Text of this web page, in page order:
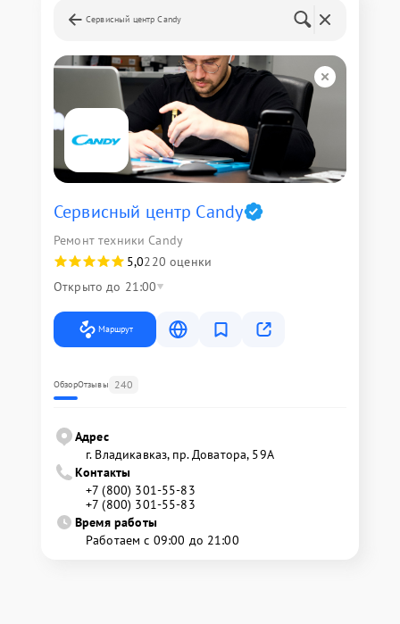
Сервисный центр Candy
Сервисный центр Candy
Ремонт техники Candy
5,0220 оценки
Открыто до 21:00
Маршрут
ОбзорОтзывы 240
Адрес
г. Владикавказ, пр. Доватора, 59А
Контакты
+7 (800) 301-55-83
+7 (800) 301-55-83
Время работы
Работаем с 09:00 до 21:00